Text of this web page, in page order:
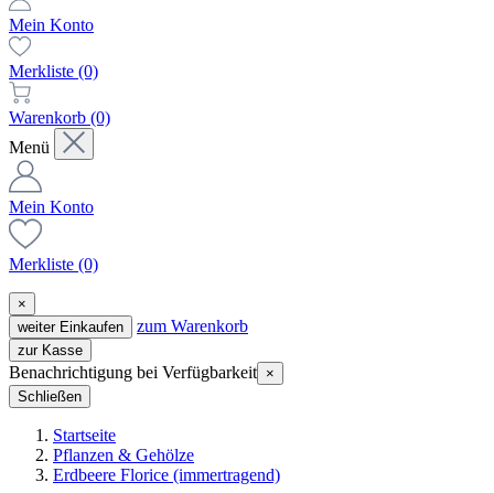
Mein Konto
Merkliste (0)
Warenkorb (0)
Menü
Mein Konto
Merkliste (0)
×
weiter Einkaufen
zum Warenkorb
zur Kasse
Benachrichtigung bei Verfügbarkeit ×
Schließen
Startseite
Pflanzen & Gehölze
Erdbeere Florice (immertragend)